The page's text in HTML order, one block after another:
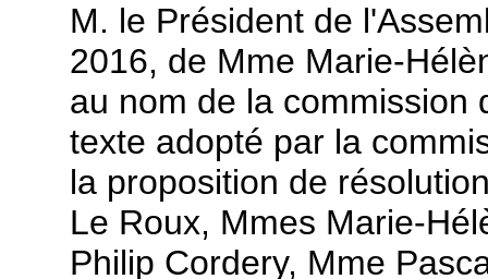
M. le Président de
2016, de Mme Marie-
au nom de la commission
texte adopté par la
la proposition de
Le Roux, Mmes Marie-
Philip Cordery, Mme